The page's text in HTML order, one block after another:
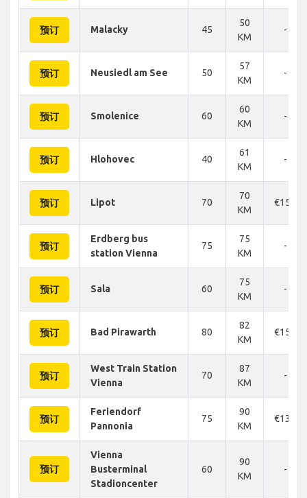
预订 Malacky 45
50
KM
-
预订 Neusiedl am See 50
57
KM
-
预订 Smolenice 60
60
KM
-
预订 Hlohovec 40
61
KM
-
预订 Lipot 70
70
KM
€150
预订
Erdberg bus
station Vienna
75
75
KM
-
预订 Sala 60
75
KM
-
预订 Bad Pirawarth 80
82
KM
€150
预订
West Train Station
Vienna
70
87
KM
-
预订
Feriendorf
Pannonia
75
90
KM
€136
预订
Vienna
Busterminal
Stadioncenter
60
90
KM
-